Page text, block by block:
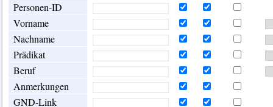
Personen-ID
Vorname
Nachname
Prädikat
Beruf
Anmerkungen
GND-Link